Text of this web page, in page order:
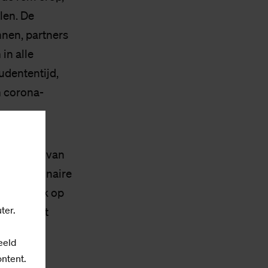
De
partners
in alle
corona-
af van
ook op
docent
de